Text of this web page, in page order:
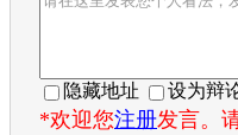
隐藏地址 设为辩
*欢迎您注册发言。